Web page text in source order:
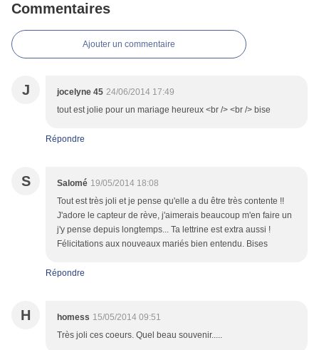
Commentaires
Ajouter un commentaire
J jocelyne 45 24/06/2014 17:49
tout est jolie pour un mariage heureux <br /> <br /> bise
Répondre
S Salomé 19/05/2014 18:08
Tout est très joli et je pense qu'elle a du être très contente !!
J'adore le capteur de rève, j'aimerais beaucoup m'en faire un
j'y pense depuis longtemps... Ta lettrine est extra aussi !
Félicitations aux nouveaux mariés bien entendu. Bises
Répondre
H homess 15/05/2014 09:51
Très joli ces coeurs. Quel beau souvenir.....